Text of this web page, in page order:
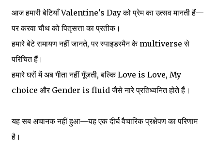
आज हमारी बेटियाँ Valentine's Day को प्रेम का उत्सव मानती हैं—
पर करवा चौथ को पितृसत्ता का प्रतीक।
हमारे बेटे रामायण नहीं जानते, पर स्पाइडरमैन के multiverse से
परिचित हैं।
हमारे घरों में अब गीता नहीं गूँजती, बल्कि Love is Love, My
choice और Gender is fluid जैसे नारे प्रतिध्वनित होते हैं।
यह सब अचानक नहीं हुआ—यह एक दीर्घ वैचारिक प्रक्षेपण का परिणाम
है।